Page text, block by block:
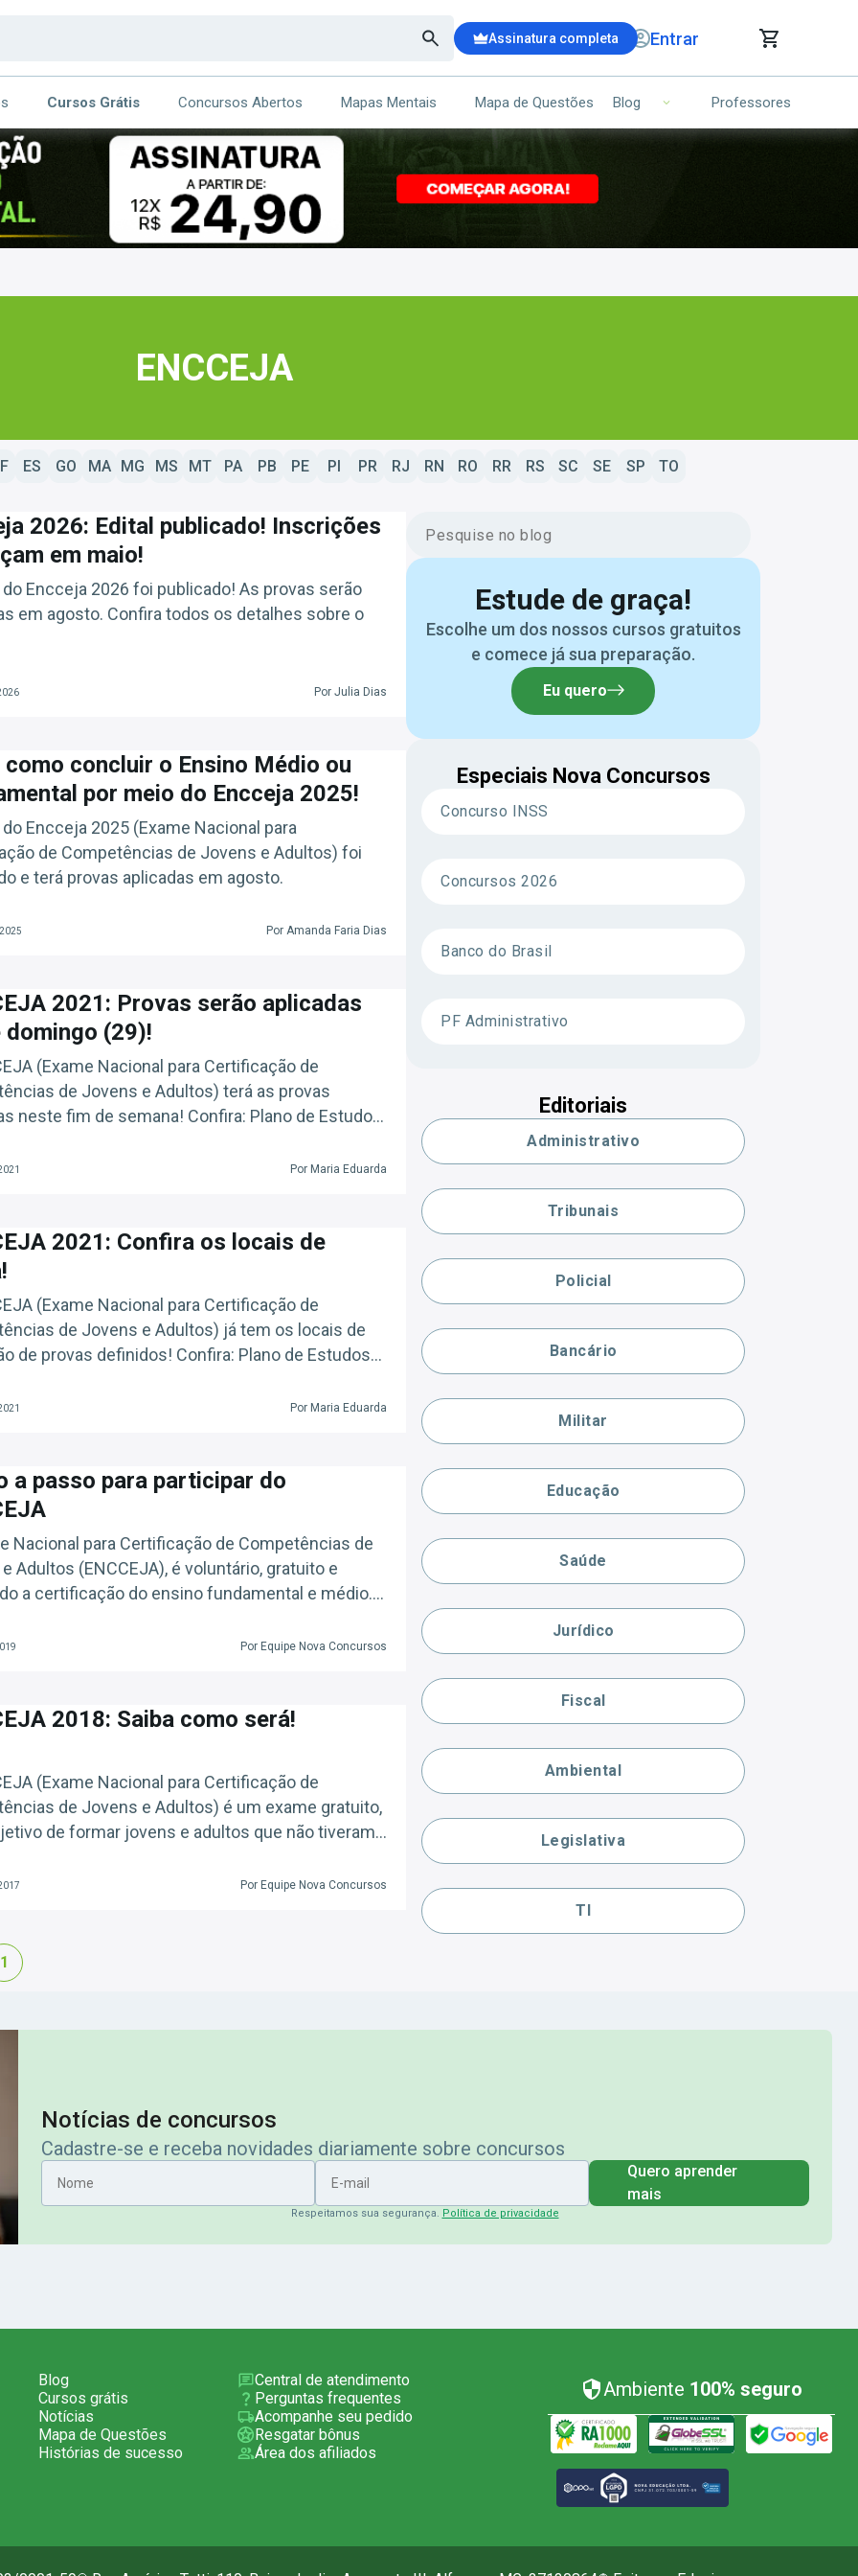
Assinatura completa Entrar
CARRINHO DE COMPRAS
ITENS (00)
Ops!
Seu carrinho ainda está vazio.
Cursos Grátis Concursos Abertos Mapas Mentais Mapa de Questões Blog Professores
ENCCEJA
ES GO MA MG MS MT PA PB PE PI PR RJ RN RO RR RS SC SE SP TO
2026: Edital publicado! Inscrições
em maio!
do Encceja 2026 foi publicado! As provas serão
em agosto. Confira todos os detalhes sobre o
Por Julia Dias
como concluir o Ensino Médio ou
por meio do Encceja 2025!
do Encceja 2025 (Exame Nacional para
de Competências de Jovens e Adultos) foi
e terá provas aplicadas em agosto.
Por Amanda Faria Dias
2021: Provas serão aplicadas
domingo (29)!
(Exame Nacional para Certificação de
de Jovens e Adultos) terá as provas
neste fim de semana! Confira: Plano de Estudos
o certificado para jovens que não concluíram
Por Maria Eduarda
2021: Confira os locais de
(Exame Nacional para Certificação de
de Jovens e Adultos) já tem os locais de
de provas definidos! Confira: Plano de Estudos
o certificado para jovens que não concluíram
Por Maria Eduarda
a passo para participar do
Nacional para Certificação de Competências de
Adultos (ENCCEJA), é voluntário, gratuito e
a certificação do ensino fundamental e médio.
(Inep) é o responsável pela elaboração das
Por Equipe Nova Concursos
2018: Saiba como será!
(Exame Nacional para Certificação de
de Jovens e Adultos) é um exame gratuito,
de formar jovens e adultos que não tiveram
os alunos realizam a prova, que avalia as
Por Equipe Nova Concursos
1
Estude de graça!
Escolhe um dos nossos cursos gratuitos
e comece já sua preparação.
Eu quero
Especiais Nova Concursos
Concurso INSS
Concursos 2026
Banco do Brasil
PF Administrativo
Editoriais
Administrativo
Tribunais
Policial
Bancário
Militar
Educação
Saúde
Jurídico
Fiscal
Ambiental
Legislativa
TI
Notícias de concursos
Cadastre-se e receba novidades diariamente sobre concursos
Nome
E-mail
Quero aprender
mais
Respeitamos sua segurança. Política de privacidade
Blog
Cursos grátis
Notícias
Mapa de Questões
Histórias de sucesso
Central de atendimento
Perguntas frequentes
Acompanhe seu pedido
Resgatar bônus
Área dos afiliados
Ambiente 100% seguro